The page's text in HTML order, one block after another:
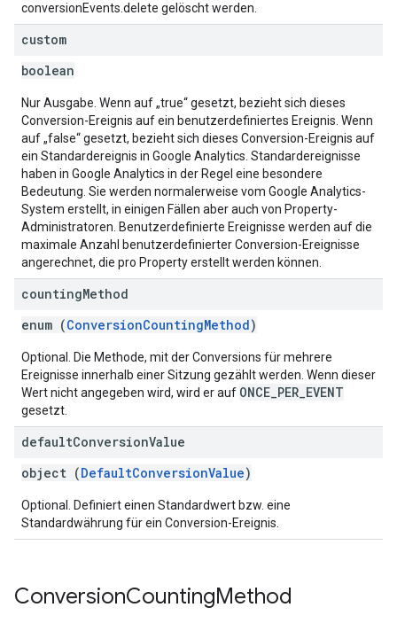
conversionEvents.delete gelöscht werden.
custom
boolean
Nur Ausgabe. Wenn auf „true“ gesetzt, bezieht sich dieses
Conversion-Ereignis auf ein benutzerdefiniertes Ereignis. Wenn
auf „false“ gesetzt, bezieht sich dieses Conversion-Ereignis auf
ein Standardereignis in Google Analytics. Standardereignisse
haben in Google Analytics in der Regel eine besondere
Bedeutung. Sie werden normalerweise vom Google Analytics-
System erstellt, in einigen Fällen aber auch von Property-
Administratoren. Benutzerdefinierte Ereignisse werden auf die
maximale Anzahl benutzerdefinierter Conversion-Ereignisse
angerechnet, die pro Property erstellt werden können.
countingMethod
enum (ConversionCountingMethod)
Optional. Die Methode, mit der Conversions für mehrere
Ereignisse innerhalb einer Sitzung gezählt werden. Wenn dieser
Wert nicht angegeben wird, wird er auf ONCE_PER_EVENT
gesetzt.
defaultConversionValue
object (DefaultConversionValue)
Optional. Definiert einen Standardwert bzw. eine
Standardwährung für ein Conversion-Ereignis.
ConversionCountingMethod